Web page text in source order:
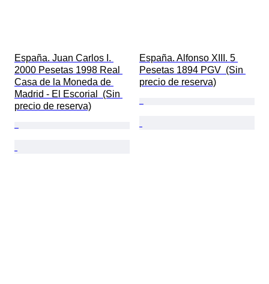
España. Juan Carlos I.
2000 Pesetas 1998 Real
Casa de la Moneda de
Madrid - El Escorial  (Sin
precio de reserva)
España. Alfonso XIII. 5
Pesetas 1894 PGV  (Sin
precio de reserva)